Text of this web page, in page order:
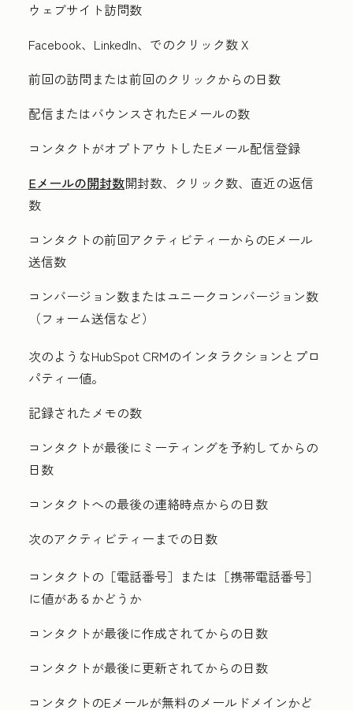
ウェブサイト訪問数
Facebook、LinkedIn、 でのクリック数 X
前回の訪問または前回のクリックからの日数
配信またはバウンスされたEメールの数
コンタクトがオプトアウトしたEメール配信登録
Eメールの開封数開封数、クリック数、直近の返信
数
コンタクトの前回アクティビティーからのEメール
送信数
コンバージョン数またはユニークコンバージョン数
（フォーム送信など）
次のようなHubSpot CRMのインタラクションとプロ
パティー値。
記録されたメモの数
コンタクトが最後にミーティングを予約してからの
日数
コンタクトへの最後の連絡時点からの日数
次のアクティビティーまでの日数
コンタクトの［電話番号］ または［携帯電話番号］
に値があるかどうか
コンタクトが最後に作成されてからの日数
コンタクトが最後に更新されてからの日数
コンタクトのEメールが無料のメールドメインかど